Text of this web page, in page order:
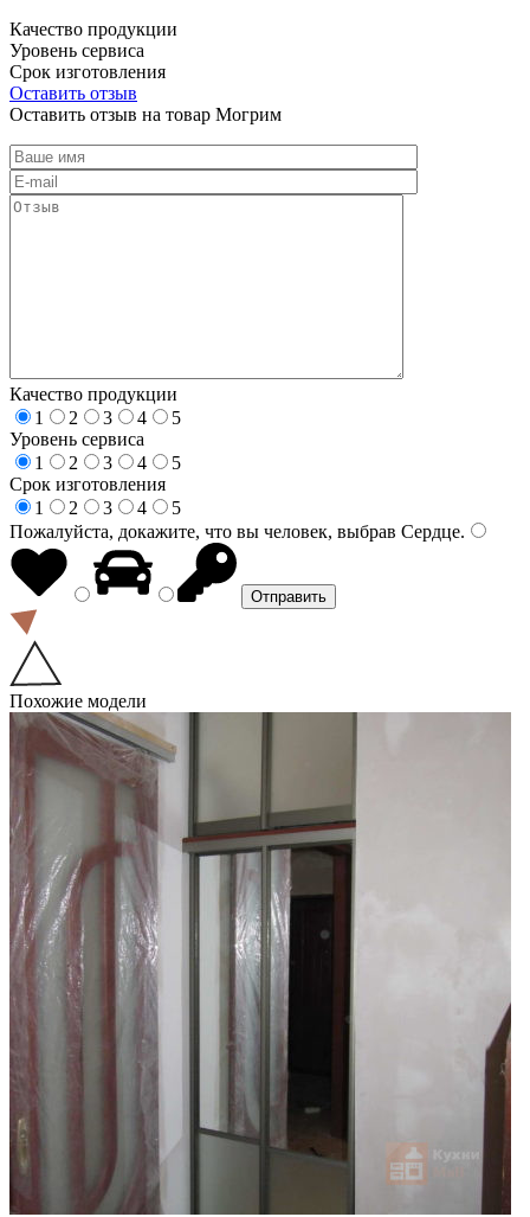
Качество продукции
Уровень сервиса
Срок изготовления
Оставить отзыв
Оставить отзыв на товар Могрим
Качество продукции
1
2 3 4
5
Уровень сервиса
1
2 3 4
5
Срок изготовления
1
2 3 4
5
Пожалуйста, докажите, что вы человек, выбрав Сердце.
Похожие модели